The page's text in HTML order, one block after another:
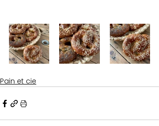
Pain et cie